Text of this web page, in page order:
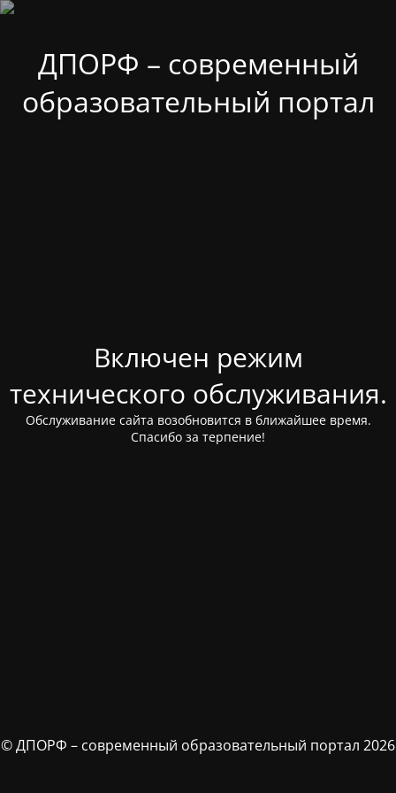
ДПОРФ – современный
образовательный портал
Включен режим
технического обслуживания.
Обслуживание сайта возобновится в ближайшее время.
Спасибо за терпение!
© ДПОРФ – современный образовательный портал 2026